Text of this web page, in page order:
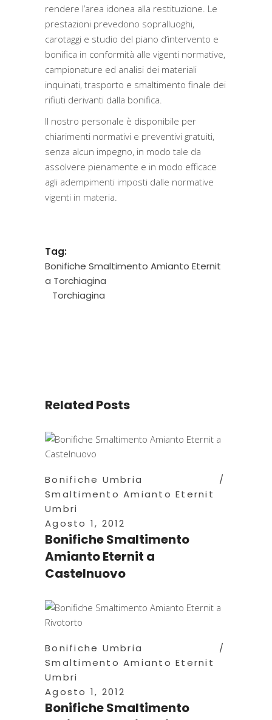
rendere l’area idonea alla restituzione. Le
prestazioni prevedono sopralluoghi,
carotaggi e studio del piano d’intervento e
bonifica in conformità alle vigenti normative,
campionature ed analisi dei materiali
inquinati, trasporto e smaltimento finale dei
rifiuti derivanti dalla bonifica.
Il nostro personale è disponibile per
chiarimenti normativi e preventivi gratuiti,
senza alcun impegno, in modo tale da
assolvere pienamente e in modo efficace
agli adempimenti imposti dalle normative
vigenti in materia.
Tag:
Bonifiche Smaltimento Amianto Eternit
a Torchiagina
Torchiagina
Related Posts
Bonifiche Umbria
Smaltimento Amianto Eternit
Umbri
Agosto 1, 2012
Bonifiche Smaltimento
Amianto Eternit a
Castelnuovo
Bonifiche Umbria
Smaltimento Amianto Eternit
Umbri
Agosto 1, 2012
Bonifiche Smaltimento